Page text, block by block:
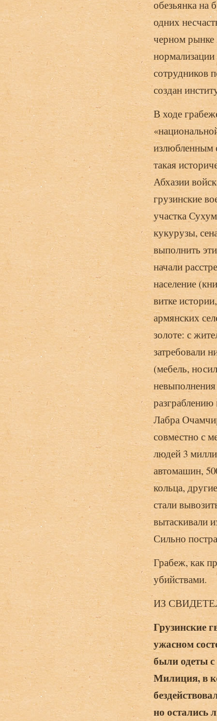
обезьянка на
одних
черном рынке
сотрудников
создан
В ходе
излюбленным
такая
Абхазии
грузинские
участка
кукурузы,
выполнить
начали
население
витке
армянских
золоте: с
затребовали
(мебель,
Лабра
совместно с
людей 3
автомашин,
кольца,
стали
вытаскивали
Сильно
Грабеж, как
убийствами.
ИЗ
Грузинские
ужасном
были одеты
Милиция, в
но остались